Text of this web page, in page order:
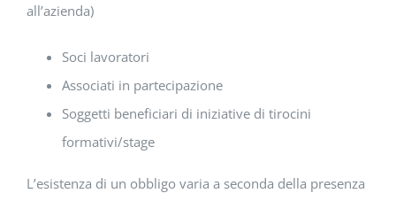
all’azienda)
Soci lavoratori
Associati in partecipazione
Soggetti beneficiari di iniziative di tirocini
formativi/stage
L’esistenza di un obbligo varia a seconda della presenza